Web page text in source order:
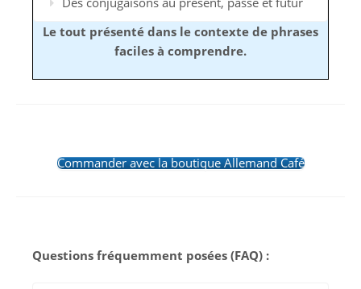
Le tout présenté dans le contexte de phrases
faciles à comprendre.
Commander avec la boutique Allemand Café
Questions fréquemment posées (FAQ) :